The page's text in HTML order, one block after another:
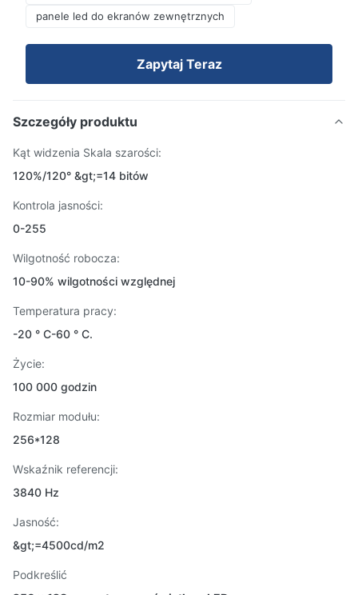
panele led do ekranów zewnętrznych
Zapytaj Teraz
Szczegóły produktu
Kąt widzenia Skala szarości:
120%/120° &gt;=14 bitów
Kontrola jasności:
0-255
Wilgotność robocza:
10-90% wilgotności względnej
Temperatura pracy:
-20 ° C-60 ° C.
Życie:
100 000 godzin
Rozmiar modułu:
256*128
Wskaźnik referencji:
3840 Hz
Jasność:
&gt;=4500cd/m2
Podkreślić